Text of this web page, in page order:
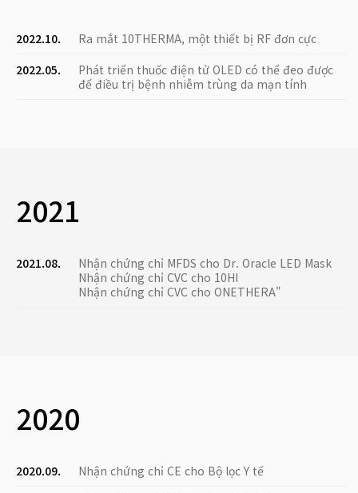
2022.10.
Ra mắt 10THERMA, một thiết bị RF đơn cực
2022.05.
Phát triển thuốc điện tử OLED có thể đeo được
để điều trị bệnh nhiễm trùng da mạn tính
2021
2021.08.
Nhận chứng chỉ MFDS cho Dr. Oracle LED Mask
Nhận chứng chỉ CVC cho 10HI
Nhận chứng chỉ CVC cho ONETHERA"
2020
2020.09.
Nhận chứng chỉ CE cho Bộ lọc Y tế